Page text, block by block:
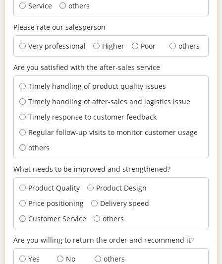
Service
others
Please rate our salesperson
Very professional
Higher Poor others
Are you satisfied with the after-sales service
Timely handling of product quality issues
Timely handling of after-sales and logistics issue
Timely response to customer feedback
Regular follow-up visits to monitor customer usage
others
What needs to be improved and strengthened?
Product Quality
Product Design
Price positioning
Delivery speed
Customer Service
others
Are you willing to return the order and recommend it?
Yes
No others